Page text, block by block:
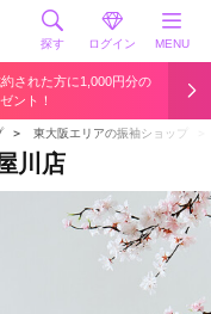
探す ログイン MENU
された方に1,000円分の
ント！
＞ 東大阪エリアの振袖ショップ
川店